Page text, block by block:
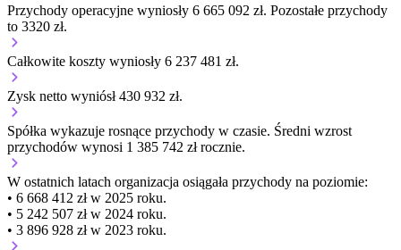
Przychody operacyjne wyniosły 6 665 092 zł. Pozostałe przychody
to 3320 zł.
Całkowite koszty wyniosły 6 237 481 zł.
Zysk netto wyniósł 430 932 zł.
Spółka wykazuje rosnące przychody w czasie. Średni wzrost
przychodów wynosi 1 385 742 zł rocznie.
W ostatnich latach organizacja osiągała przychody na poziomie:
• 6 668 412 zł w 2025 roku.
• 5 242 507 zł w 2024 roku.
• 3 896 928 zł w 2023 roku.